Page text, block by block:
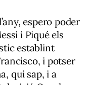
espero poder
i Piqué els
establint
i potser
qui sap, i a